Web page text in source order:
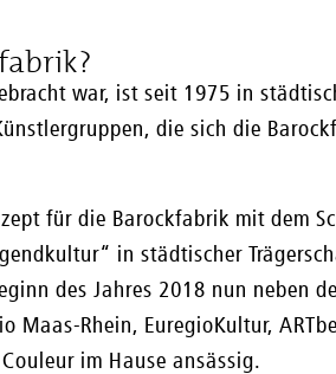
war, ist seit 1975 in
die sich die
für die Barockfabrik mit dem
in städtischer
des Jahres 2018 nun neben
Maas-Rhein, EuregioKultur,
im Hause ansässig.